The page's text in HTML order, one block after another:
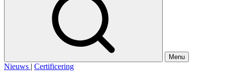
Menu
Nieuws | Certificering